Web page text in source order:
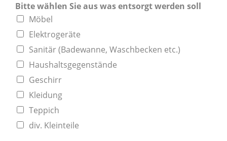
Bitte wählen Sie aus was entsorgt werden soll
Möbel
Elektrogeräte
Sanitär (Badewanne, Waschbecken etc.)
Haushaltsgegenstände
Geschirr
Kleidung
Teppich
div. Kleinteile